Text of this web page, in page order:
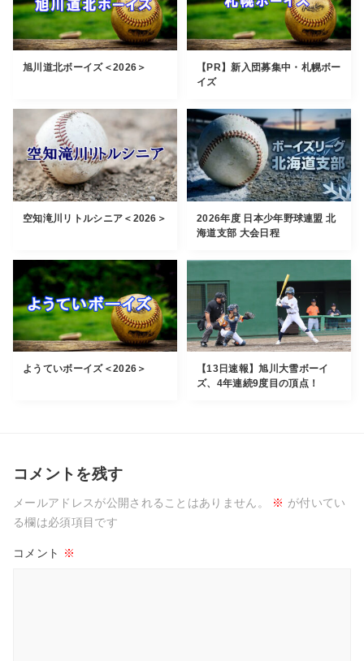
旭川道北ボーイズ＜2026＞
【PR】新入団募集中・札幌ボー
イズ
空知滝川リトルシニア＜2026＞
2026年度 日本少年野球連盟 北
海道支部 大会日程
ようていボーイズ＜2026＞
【13日速報】旭川大雪ボーイ
ズ、4年連続9度目の頂点！
コメントを残す
メールアドレスが公開されることはありません。 ※ が付いてい
る欄は必須項目です
コメント ※